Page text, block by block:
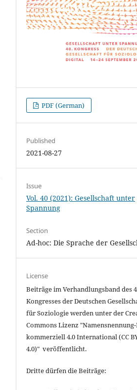
PDF (German)
Published
2021-08-27
Issue
Vol. 40 (2021): Gesellschaft unter
Spannung
Section
Ad-hoc: Die Sprache der
License
Beiträge im Verhandlungsband des
Kongresses der Deutschen
für Soziologie werden unter der
Commons Lizenz "
kommerziell 4.0 International(CC
4.0)" veröffentlicht.
Dritte dürfen die Beiträge: